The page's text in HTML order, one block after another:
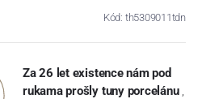
Kód: th5309011tdn
Za 26 let existence nám pod
rukama prošly tuny porcelánu ,